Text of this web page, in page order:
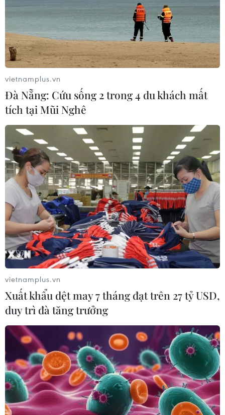
vietnamplus.vn
Đà Nẵng: Cứu sống 2 trong 4 du khách mất
tích tại Mũi Nghê
vietnamplus.vn
Xuất khẩu dệt may 7 tháng đạt trên 27 tỷ USD,
duy trì đà tăng trưởng